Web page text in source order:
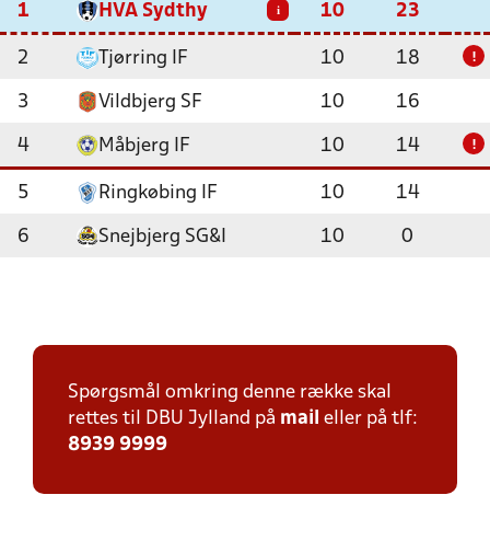
1 HVA Sydthy i 10 23
2 Tjørring IF 10 18 !
3 Vildbjerg SF 10 16
4 Måbjerg IF 10 14 !
5 Ringkøbing IF 10 14
6 Snejbjerg SG&I 10 0
Spørgsmål omkring denne række skal
rettes til DBU Jylland på mail eller på tlf:
8939 9999